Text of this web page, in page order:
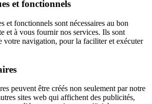
et fonctionnels
et fonctionnels sont nécessaires au bon
et à vous fournir nos services. Ils sont
votre navigation, pour la faciliter et exécuter
peuvent être créés non seulement par notre
sites web qui affichent des publicités,